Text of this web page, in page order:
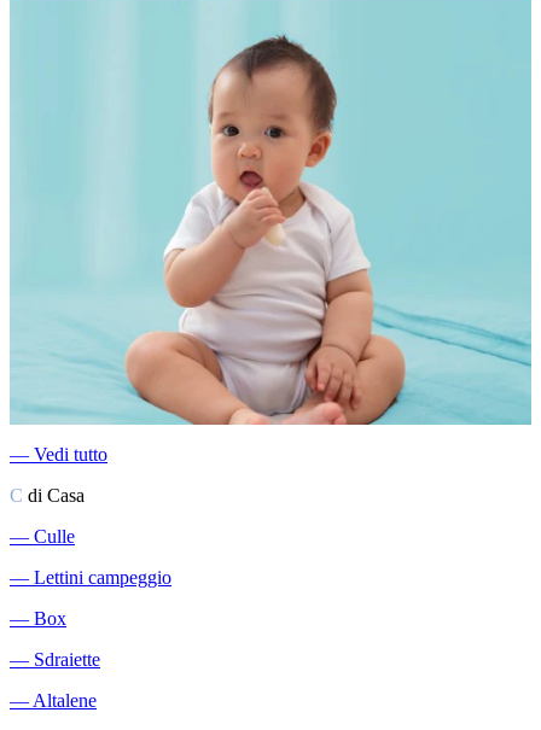
― Vedi tutto
C di Casa
― Culle
― Lettini campeggio
― Box
― Sdraiette
―Altalene